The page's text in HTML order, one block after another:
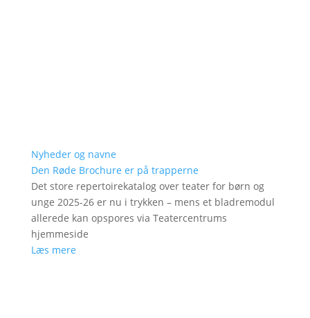
Nyheder og navne
Den Røde Brochure er på trapperne
Det store repertoirekatalog over teater for børn og
unge 2025-26 er nu i trykken – mens et bladremodul
allerede kan opspores via Teatercentrums
hjemmeside
Læs mere